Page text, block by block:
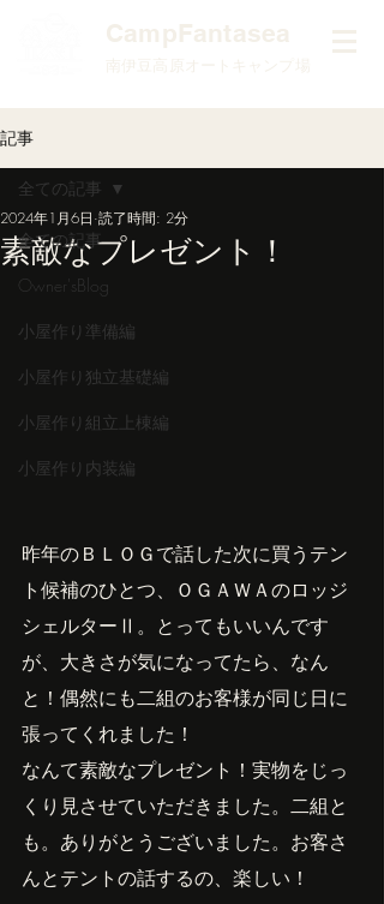
​CampFantasea
南伊豆高原オートキャンプ場
記事
全ての記事
Owner'sBlog
小屋作り準備編
小屋作り独立基礎編
小屋作り組立上棟編
小屋作り内装編
全ての記事
素敵なプレゼント！
2024年1月6日 読了時間: 2分
昨年のＢＬＯＧで話した次に買うテン
ト候補のひとつ、ＯＧＡＷＡのロッジ
シェルターⅡ。とってもいいんです
が、大きさが気になってたら、なん
と！偶然にも二組のお客様が同じ日に
張ってくれました！
なんて素敵なプレゼント！実物をじっ
くり見させていただきました。二組と
も。ありがとうございました。お客さ
んとテントの話するの、楽しい！